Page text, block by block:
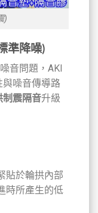
)
準降噪)
音問題，AKI
與噪音傳導路
制震隔音升級
貼於輪拱內部
時所產生的低